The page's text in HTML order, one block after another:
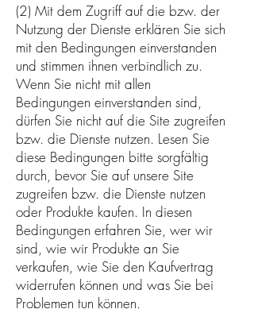
(2) Mit dem Zugriff auf die bzw. der
Nutzung der Dienste erklären Sie sich
mit den Bedingungen einverstanden
und stimmen ihnen verbindlich zu.
Wenn Sie nicht mit allen
Bedingungen einverstanden sind,
dürfen Sie nicht auf die Site zugreifen
bzw. die Dienste nutzen. Lesen Sie
diese Bedingungen bitte sorgfältig
durch, bevor Sie auf unsere Site
zugreifen bzw. die Dienste nutzen
oder Produkte kaufen. In diesen
Bedingungen erfahren Sie, wer wir
sind, wie wir Produkte an Sie
verkaufen, wie Sie den Kaufvertrag
widerrufen können und was Sie bei
Problemen tun können.